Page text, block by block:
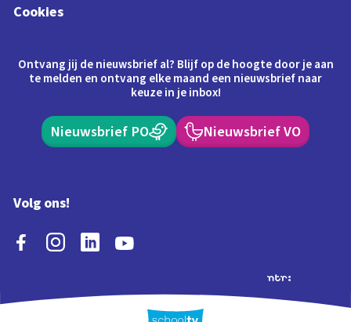
Cookies
Ontvang jij de nieuwsbrief al? Blijf op de hoogte door je aan
te melden en ontvang elke maand een nieuwsbrief naar
keuze in je inbox!
Nieuwsbrief PO Nieuwsbrief VO
Volg ons!